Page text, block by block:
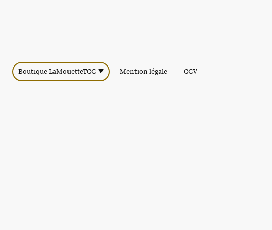
Boutique LaMouetteTCG Mention légale CGV